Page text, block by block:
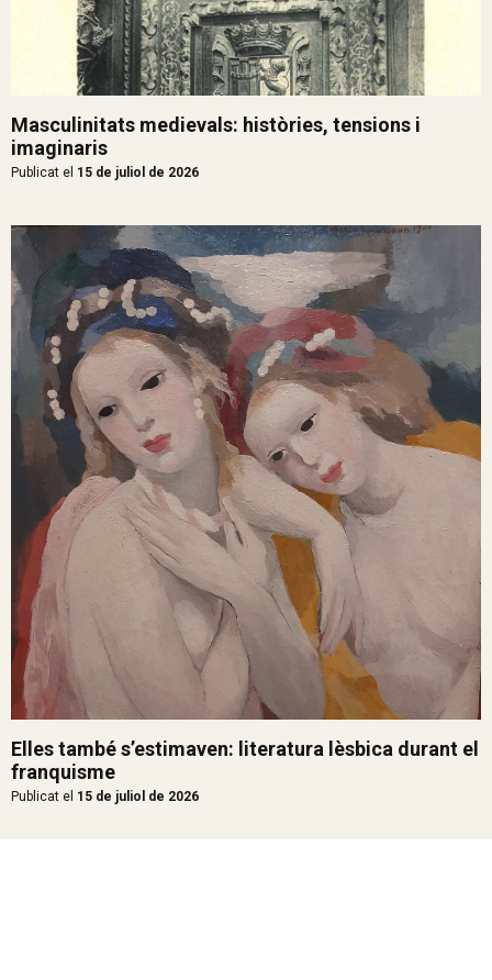
Masculinitats medievals: històries, tensions i
imaginaris
Publicat el 15 de juliol de 2026
Elles també s’estimaven: literatura lèsbica durant el
franquisme
Publicat el 15 de juliol de 2026